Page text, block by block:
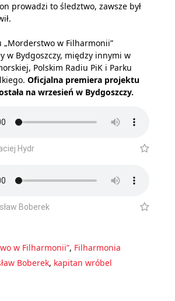
prowadzi to śledztwo, zawsze był
„Morderstwo w Filharmonii”
w Bydgoszczy, między innymi w
Polskim Radiu PiK i Parku
Oficjalna premiera projektu
na wrzesień w Bydgoszczy.
Hydr
Boberek
w Filharmonii”, Filharmonia
Boberek, kapitan wróbel